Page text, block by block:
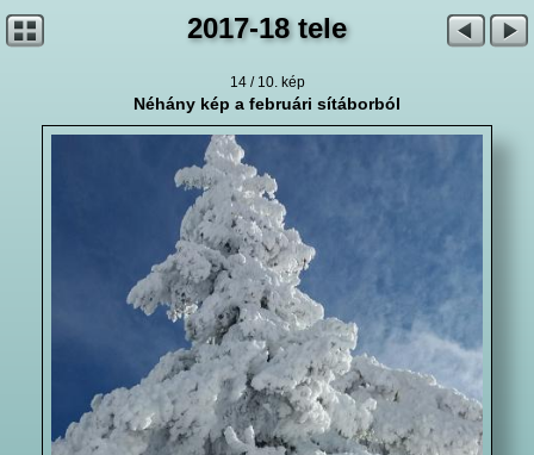
2017-18 tele
14 / 10. kép
Néhány kép a februári sítáborból